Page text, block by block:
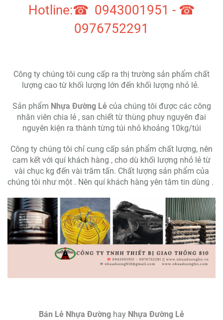
Hotline:☎ 0943001951 - ☎
0976752291
Công ty chúng tôi cung cấp ra thị trường sản phẩm chất
lượng cao từ khối lượng lớn đến khối lượng nhỏ lẻ.
Sản phẩm Nhựa Đường Lẻcủa chúng tôi được các công
nhân viên chia lẻ , san chiết từ thùng phuy nguyên đai
nguyên kiện ra thành từng túi nhỏ khoảng 10kg/túi
Công ty chúng tôi chỉ cung cấp sản phẩm chất lượng, nên
cam kết với quí khách hàng , cho dù khối lượng nhỏ lẻ từ
vài chục kg đến vài trăm tấn. Chất lượng sản phẩm của
chúng tôi như một . Nên quí khách hàng yên tâm tin dùng .
Bán Lẻ Nhựa Đường hay Nhựa Đường Lẻ